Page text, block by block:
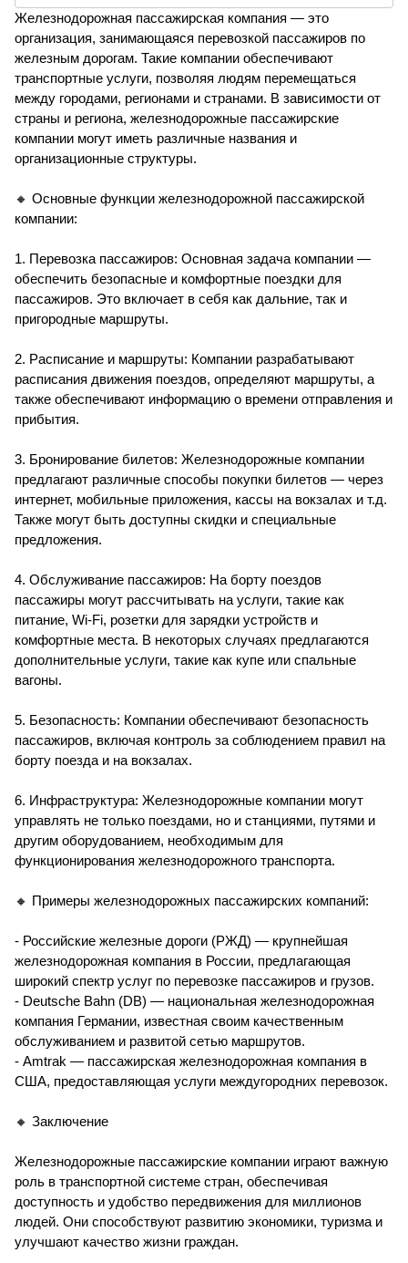
Железнодорожная пассажирская компания — это
организация, занимающаяся перевозкой пассажиров по
железным дорогам. Такие компании обеспечивают
транспортные услуги, позволяя людям перемещаться
между городами, регионами и странами. В зависимости от
страны и региона, железнодорожные пассажирские
компании могут иметь различные названия и
организационные структуры.
🔸 Основные функции железнодорожной пассажирской
компании:
1. Перевозка пассажиров: Основная задача компании —
обеспечить безопасные и комфортные поездки для
пассажиров. Это включает в себя как дальние, так и
пригородные маршруты.
2. Расписание и маршруты: Компании разрабатывают
расписания движения поездов, определяют маршруты, а
также обеспечивают информацию о времени отправления и
прибытия.
3. Бронирование билетов: Железнодорожные компании
предлагают различные способы покупки билетов — через
интернет, мобильные приложения, кассы на вокзалах и т.д.
Также могут быть доступны скидки и специальные
предложения.
4. Обслуживание пассажиров: На борту поездов
пассажиры могут рассчитывать на услуги, такие как
питание, Wi-Fi, розетки для зарядки устройств и
комфортные места. В некоторых случаях предлагаются
дополнительные услуги, такие как купе или спальные
вагоны.
5. Безопасность: Компании обеспечивают безопасность
пассажиров, включая контроль за соблюдением правил на
борту поезда и на вокзалах.
6. Инфраструктура: Железнодорожные компании могут
управлять не только поездами, но и станциями, путями и
другим оборудованием, необходимым для
функционирования железнодорожного транспорта.
🔸 Примеры железнодорожных пассажирских компаний:
- Российские железные дороги (РЖД) — крупнейшая
железнодорожная компания в России, предлагающая
широкий спектр услуг по перевозке пассажиров и грузов.
- Deutsche Bahn (DB) — национальная железнодорожная
компания Германии, известная своим качественным
обслуживанием и развитой сетью маршрутов.
- Amtrak — пассажирская железнодорожная компания в
США, предоставляющая услуги междугородних перевозок.
🔸 Заключение
Железнодорожные пассажирские компании играют важную
роль в транспортной системе стран, обеспечивая
доступность и удобство передвижения для миллионов
людей. Они способствуют развитию экономики, туризма и
улучшают качество жизни граждан.